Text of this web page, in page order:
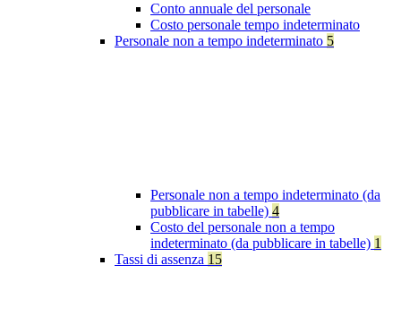
Conto annuale del personale
Costo personale tempo indeterminato
Personale non a tempo indeterminato 5
Personale non a tempo indeterminato (da
pubblicare in tabelle) 4
Costo del personale non a tempo
indeterminato (da pubblicare in tabelle) 1
Tassi di assenza 15